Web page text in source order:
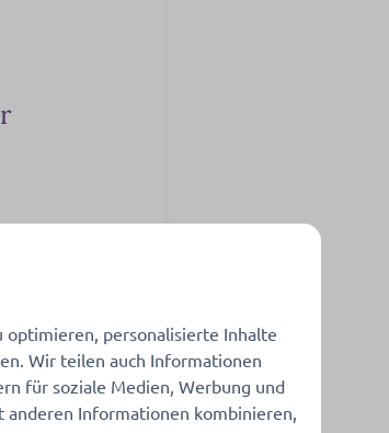
personalisierte Inhalte
Wir teilen auch Informationen
für soziale Medien, Werbung und
Informationen kombinieren,